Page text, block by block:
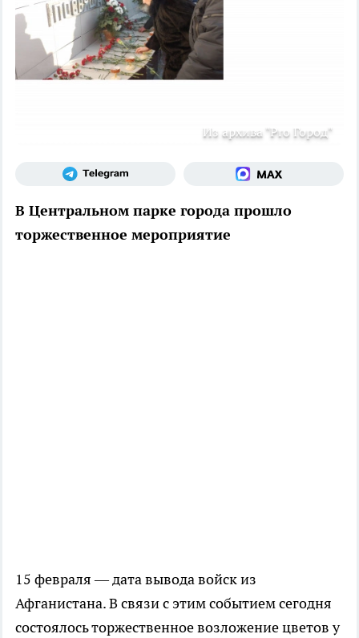
Из архива "Pro Город"
В Центральном парке города прошло
торжественное мероприятие
15 февраля — дата вывода войск из
Афганистана. В связи с этим событием сегодня
состоялось торжественное возложение цветов у